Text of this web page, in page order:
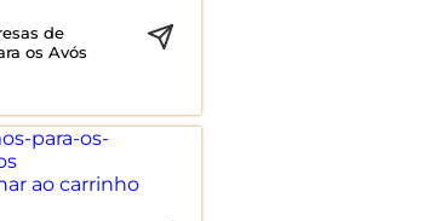
de
os Avós
ao carrinho